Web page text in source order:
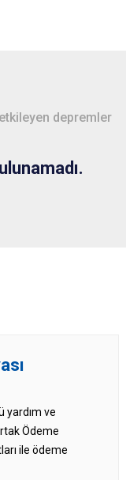
depremler
yardım ve
Ödeme
ile ödeme